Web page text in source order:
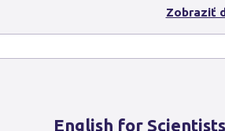
Zobraziť
English for Scientists